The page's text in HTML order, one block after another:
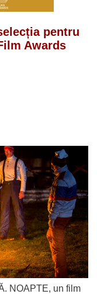
pentru
Awards
NOAPTE, un film